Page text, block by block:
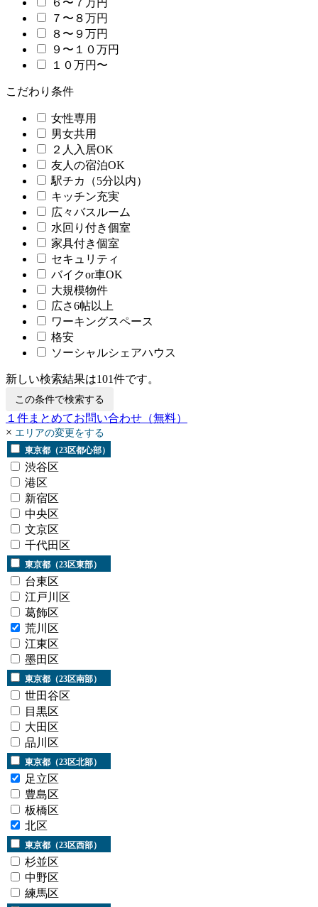
６〜７万円
７〜８万円
８〜９万円
９〜１０万円
１０万円〜
こだわり条件
女性専用
男女共用
２人入居OK
友人の宿泊OK
駅チカ（5分以内）
キッチン充実
広々バスルーム
水回り付き個室
家具付き個室
セキュリティ
バイクor車OK
大規模物件
広さ6帖以上
ワーキングスペース
格安
ソーシャルシェアハウス
新しい検索結果は101件です。
この条件で検索する
１ 件まとめてお問い合わせ （無料）
× エリアの変更をする
東京都（23区都心部）
渋谷区
港区
新宿区
中央区
文京区
千代田区
東京都（23区東部）
台東区
江戸川区
葛飾区
荒川区
江東区
墨田区
東京都（23区南部）
世田谷区
目黒区
大田区
品川区
東京都（23区北部）
足立区
豊島区
板橋区
北区
東京都（23区西部）
杉並区
中野区
練馬区